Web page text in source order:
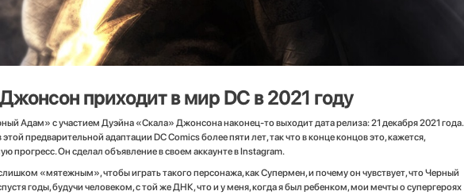
приходит в мир DC в 2021 году
Адам» с участием Дуэйна «Скала» Джонсона наконец-то выходит дата релиза: 21 декабря 2021 года.
предварительной адаптации DC Comics более пяти лет, так что в конце концов это, кажется,
прогресс. Он сделал объявление в своем аккаунте в Instagram.
«мятежным», чтобы играть такого персонажа, как Супермен, и почему он чувствует, что Черный
годы, будучи человеком, с той же ДНК, что и у меня, когда я был ребенком, мои мечты о супергероях